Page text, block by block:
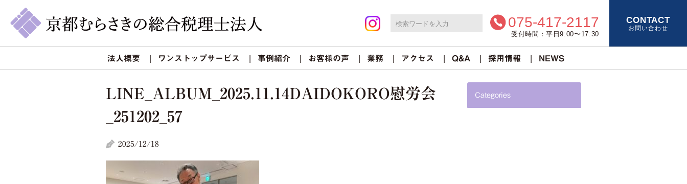
075-417-2117
受付時間：平日9:00〜17:30
CONTACT
お問い合わせ
法人概要 ワンストップサービス 事例紹介 お客様の声 業務 アクセス Q&A 採用情報 NEWS
Categories
LINE_ALBUM_2025.11.14DAIDOKORO慰労会
_251202_57
2025/12/18